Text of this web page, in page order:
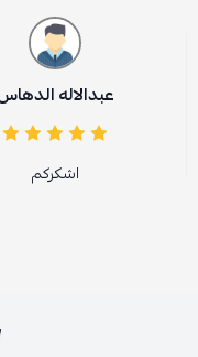
عبدالاله
اشكركم